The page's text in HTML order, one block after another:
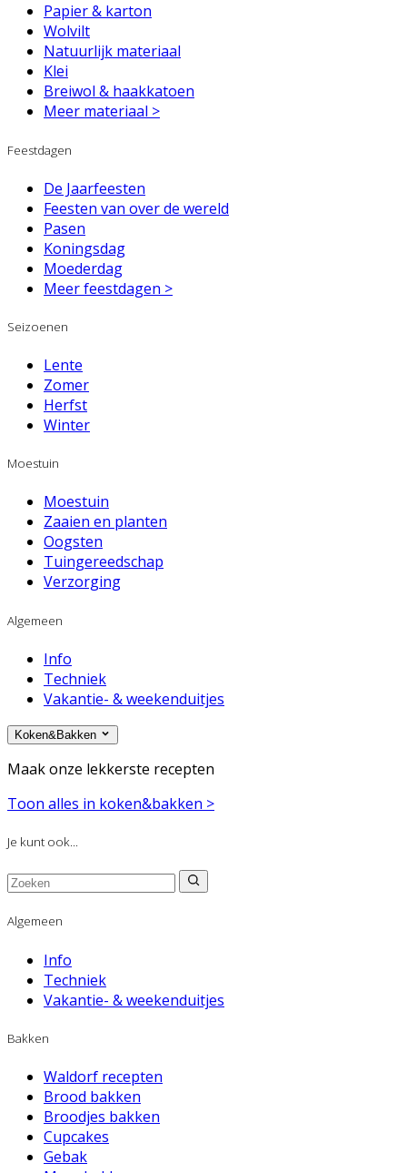
Papier & karton
Wolvilt
Natuurlijk materiaal
Klei
Breiwol & haakkatoen
Meer materiaal >
Feestdagen
De Jaarfeesten
Feesten van over de wereld
Pasen
Koningsdag
Moederdag
Meer feestdagen >
Seizoenen
Lente
Zomer
Herfst
Winter
Moestuin
Moestuin
Zaaien en planten
Oogsten
Tuingereedschap
Verzorging
Algemeen
Info
Techniek
Vakantie- & weekenduitjes
Koken&Bakken
Maak onze lekkerste recepten
Toon alles in koken&bakken >
Je kunt ook...
Algemeen
Info
Techniek
Vakantie- & weekenduitjes
Bakken
Waldorf recepten
Brood bakken
Broodjes bakken
Cupcakes
Gebak